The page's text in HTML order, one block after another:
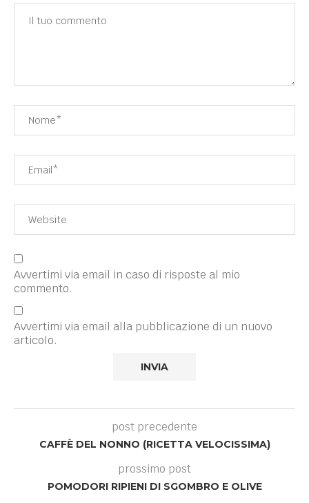
Avvertimi via email in caso di risposte al mio
commento.
Avvertimi via email alla pubblicazione di un nuovo
articolo.
post precedente
CAFFÈ DEL NONNO (RICETTA VELOCISSIMA)
prossimo post
POMODORI RIPIENI DI SGOMBRO E OLIVE